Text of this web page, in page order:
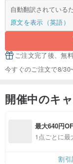
自動翻訳されている
原文を表示（英語）
ご注文完了後、無
今すぐのご注文で8/
開催中のキ
最大640円
1点ごとに最
割引